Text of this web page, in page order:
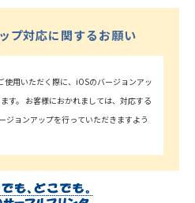
プ対応に関するお願い
使用いただく際に、iOSのバージョンアッ
す。 お客様におかれましては、対応する
ジョンアップを行っていただきますよう